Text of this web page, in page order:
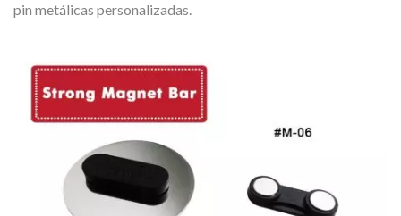
pin metálicas personalizadas.